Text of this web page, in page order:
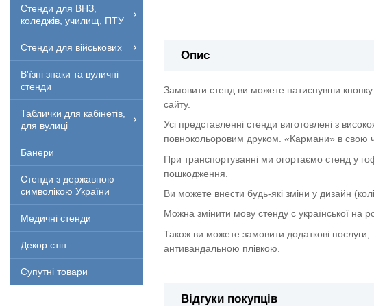
Стенди для ВНЗ,
коледжів, училищ, ПТУ
Стенди для військових
В'їзні знаки та вуличні
стенди
Таблички для кабінетів,
для вулиці
Банери
Стенди з державною
символікою України
Медичні стенди
Декор стін
Супутні товари
Опис
Замовити стенд ви можете натиснувши
сайту.
Усі представленні стенди виготовлені з
повнокольоровим друком. «Кармани» в свою
При транспортуванні ми огортаємо стенд у
пошкодження.
Ви можете внести будь-які зміни у дизайн
Можна змінити мову стенду с української на
Також ви можете замовити додаткові
антивандальною плівкою.
Відгуки покупців